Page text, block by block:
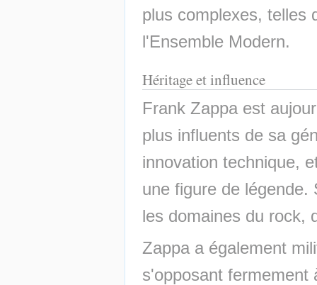
plus complexes, telles
l'Ensemble Modern.
Héritage et influence
Frank Zappa est
plus influents de sa
innovation technique,
une figure de légende.
les domaines du rock,
Zappa a également
s'opposant fermement